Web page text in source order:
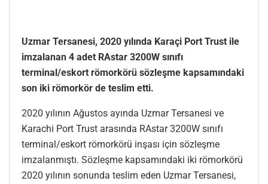
Uzmar Tersanesi, 2020 yılında Karaçi Port Trust ile
imzalanan 4 adet RAstar 3200W sınıfı
terminal/eskort römorkörü sözleşme kapsamındaki
son iki römorkör de teslim etti.
2020 yılının Ağustos ayında Uzmar Tersanesi ve
Karachi Port Trust arasında RAstar 3200W sınıfı
terminal/eskort römorkörü inşası için sözleşme
imzalanmıştı. Sözleşme kapsamındaki iki römorkörü
2020 yılının sonunda teslim eden Uzmar Tersanesi,